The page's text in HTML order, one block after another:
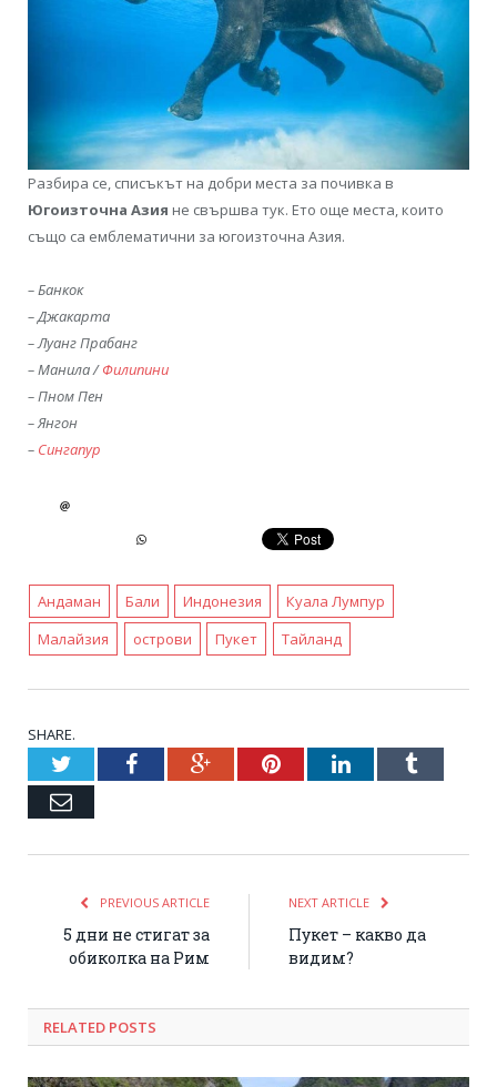
Разбира се, списъкът на добри места за почивка в
Югоизточна Азия не свършва тук. Ето още места, които
също са емблематични за югоизточна Азия.
– Банкок
– Джакарта
– Луанг Прабанг
– Манила /Филипини
– Пном Пен
– Янгон
– Сингапур
Андаман Бали Индонезия
Куала Лумпур
Малайзия
острови Пукет Тайланд
SHARE.
TwitterFacebookGoogle+PinterestLinkedInTumblr
Email
PREVIOUS ARTICLE
5 дни не стигат за
обиколка на Рим
NEXT ARTICLE
Пукет – какво да
видим?
RELATED POSTS